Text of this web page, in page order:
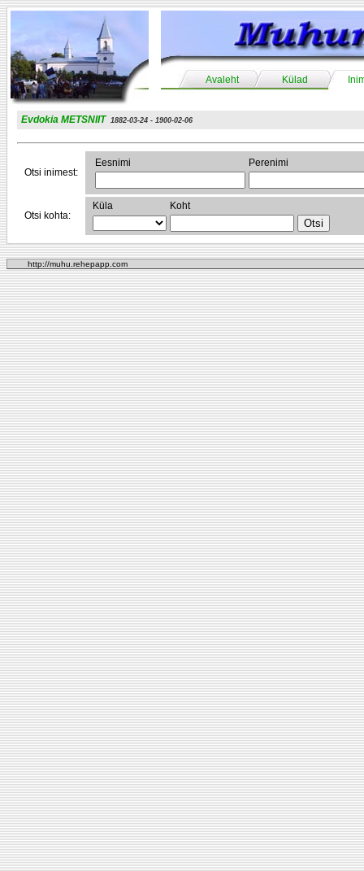
Avaleht Külad
Evdokia METSNIIT 1882-03-24 - 1900-02-06
Otsi inimest:
Eesnimi Perenimi
Otsi kohta:
Küla Koht
http://muhu.rehepapp.com